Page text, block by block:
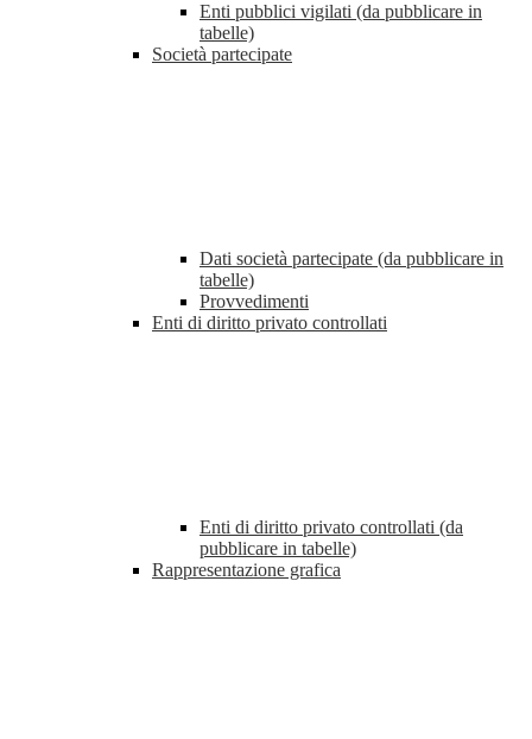
Enti pubblici vigilati (da pubblicare in
tabelle)
Società partecipate
Dati società partecipate (da pubblicare in
tabelle)
Provvedimenti
Enti di diritto privato controllati
Enti di diritto privato controllati (da
pubblicare in tabelle)
Rappresentazione grafica